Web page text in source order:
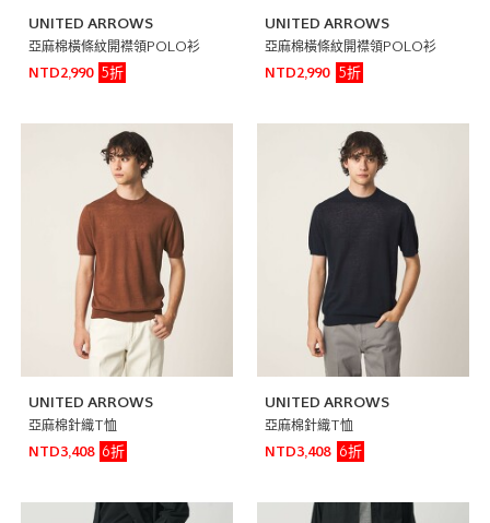
UNITED ARROWS
亞麻棉橫條紋開襟領POLO衫
NTD2,990
5折
UNITED ARROWS
亞麻棉橫條紋開襟領POLO衫
NTD2,990
5折
UNITED ARROWS
亞麻棉針織T恤
NTD3,408
6折
UNITED ARROWS
亞麻棉針織T恤
NTD3,408
6折